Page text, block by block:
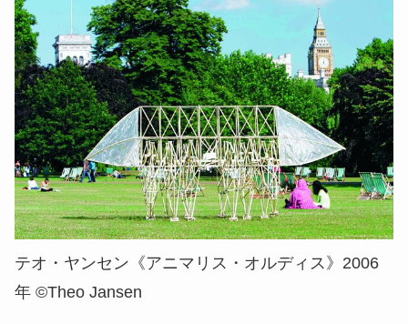
テオ・ヤンセン《アニマリス・オルディス》2006
年 ©Theo Jansen